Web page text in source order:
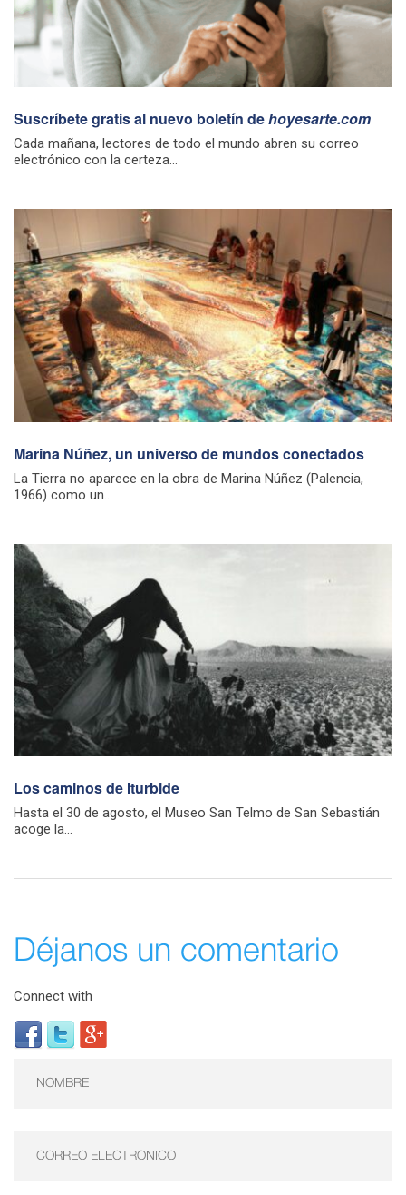
Suscríbete gratis al nuevo boletín dehoyesarte.com
Cada mañana, lectores de todo el mundo abren su correo
electrónico con la certeza...
Marina Núñez, un universo de mundos conectados
La Tierra no aparece en la obra de Marina Núñez (Palencia,
1966) como un...
Los caminos de Iturbide
Hasta el 30 de agosto, el Museo San Telmo de San Sebastián
acoge la...
Déjanos un comentario
Connect with